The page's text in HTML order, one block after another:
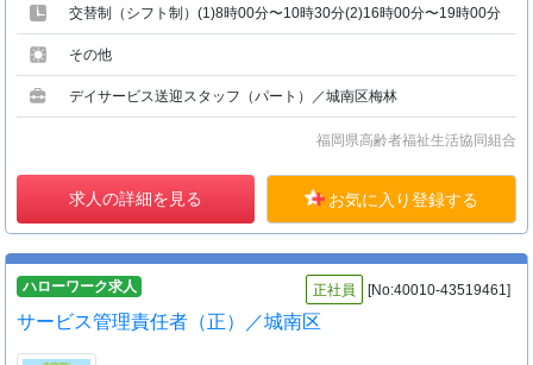
交替制（シフト制）(1)8時00分〜10時30分(2)16時00分〜19時00分
その他
デイサービス送迎スタッフ（パート）／城南区梅林
福岡県高齢者福祉生活協同組合
求人の詳細を見る お気に入り登録する
ハローワーク求人 正社員 [No:40010-43519461]
サービス管理責任者（正）／城南区